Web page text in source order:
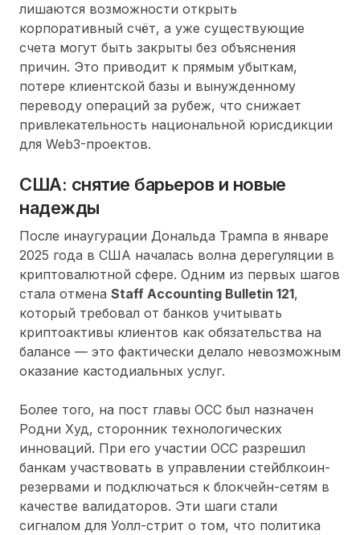
лишаются возможности открыть
корпоративный счёт, а уже существующие
счета могут быть закрыты без объяснения
причин. Это приводит к прямым убыткам,
потере клиентской базы и вынужденному
переводу операций за рубеж, что снижает
привлекательность национальной юрисдикции
для Web3-проектов.
США: снятие барьеров и новые
надежды
После инаугурации Дональда Трампа в январе
2025 года в США началась волна дерегуляции в
криптовалютной сфере. Одним из первых шагов
стала отмена Staff Accounting Bulletin 121,
который требовал от банков учитывать
криптоактивы клиентов как обязательства на
балансе — это фактически делало невозможным
оказание кастодиальных услуг.
Более того, на пост главы OCC был назначен
Родни Худ, сторонник технологических
инноваций. При его участии OCC разрешил
банкам участвовать в управлении стейблкоин-
резервами и подключаться к блокчейн-сетям в
качестве валидаторов. Эти шаги стали
сигналом для Уолл-стрит о том, что политика